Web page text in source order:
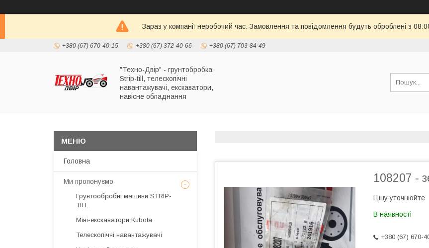
Зараз у компанії неробочий час. Замовлення та повідомлення будуть оброблені з
+380 (67) 670-40-15 +380 (67) 372-40-66 +380 (67) 703-84-49
"Техно-Двір" - грунтобробка
Strip-till, телескопічні
навантажувачі, екскаватори,
навісне обладнання
108207 -
Ціну уточнюйте
В наявності
+380 (67) 670-
Головна
Ми пропонуємо
Грунтообробні машини STRIP-
TILL
Міні-екскаватори Kubota
Телескопічні навантажувачі